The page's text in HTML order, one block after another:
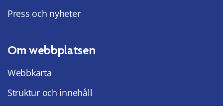
Press och nyheter
Om webbplatsen
Webbkarta
Struktur och innehåll